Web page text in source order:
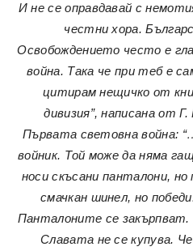
И не се оправдавай с
честни хора.
Освобождението често е
война. Така че при теб е
цитирам нещичко от
дивизия”, написана от
Първата световна война:
войник. Той може да няма
носи скъсани панталони,
смачкан шинел, но
Панталоните се
Славата не се купува.